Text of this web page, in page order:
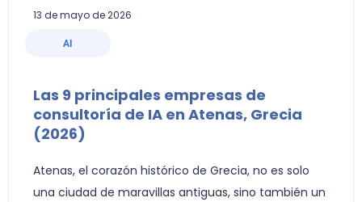
AI
Las 9 principales empresas de
consultoría de IA en Atenas, Grecia
(2026)
Atenas, el corazón histórico de Grecia, no es solo
una ciudad de maravillas antiguas, sino también un
13 de mayo de 2026